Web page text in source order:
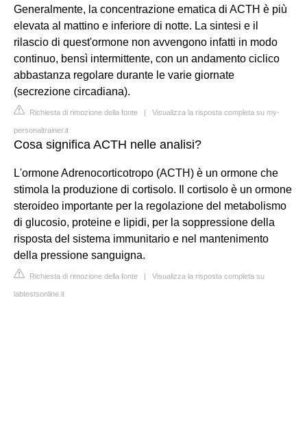
Generalmente, la concentrazione ematica di ACTH è più
elevata al mattino e inferiore di notte. La sintesi e il
rilascio di quest'ormone non avvengono infatti in modo
continuo, bensì intermittente, con un andamento ciclico
abbastanza regolare durante le varie giornate
(secrezione circadiana).
Richiesta di rimozione della fonte | Visualizza la risposta completa su my-
personaltrainer.it
Cosa significa ACTH nelle analisi?
L'ormone Adrenocorticotropo (ACTH) è un ormone che
stimola la produzione di cortisolo. Il cortisolo è un ormone
steroideo importante per la regolazione del metabolismo
di glucosio, proteine e lipidi, per la soppressione della
risposta del sistema immunitario e nel mantenimento
della pressione sanguigna.
Richiesta di rimozione della fonte | Visualizza la risposta completa su
labtestsonline.it